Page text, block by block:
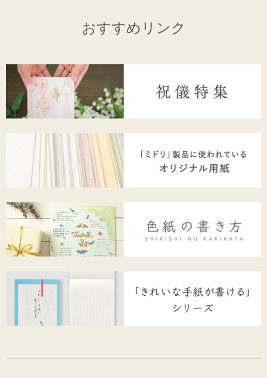
おすすめリンク